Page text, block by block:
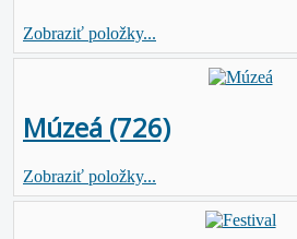
Zobraziť položky...
Múzeá (726)
Zobraziť položky...